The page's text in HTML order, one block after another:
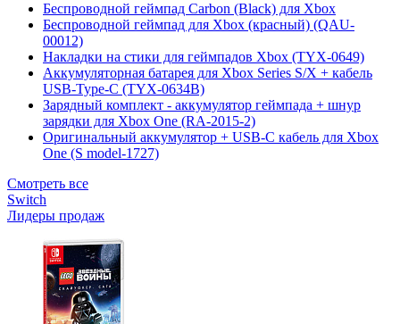
Беспроводной геймпад Carbon (Black) для Xbox
Беспроводной геймпад для Xbox (красный) (QAU-
00012)
Накладки на стики для геймпадов Xbox (TYX-0649)
Аккумуляторная батарея для Xbox Series S/X + кабель
USB-Type-C (TYX-0634B)
Зарядный комплект - аккумулятор геймпада + шнур
зарядки для Xbox One (RA-2015-2)
Оригинальный аккумулятор + USB-C кабель для Xbox
One (S model-1727)
Смотреть все
Switch
Лидеры продаж